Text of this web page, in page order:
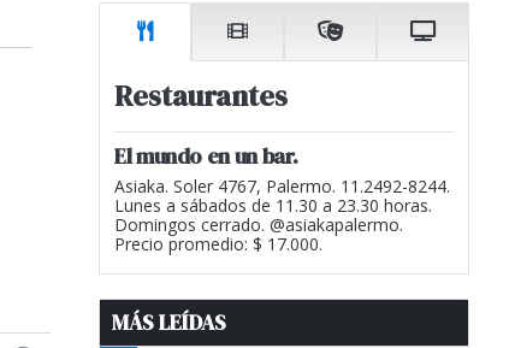
Restaurantes
El mundo en un bar.
Asiaka. Soler 4767, Palermo. 11.2492-8244.
Lunes a sábados de 11.30 a 23.30 horas.
Domingos cerrado. @asiakapalermo.
Precio promedio: $ 17.000.
MÁS LEÍDAS